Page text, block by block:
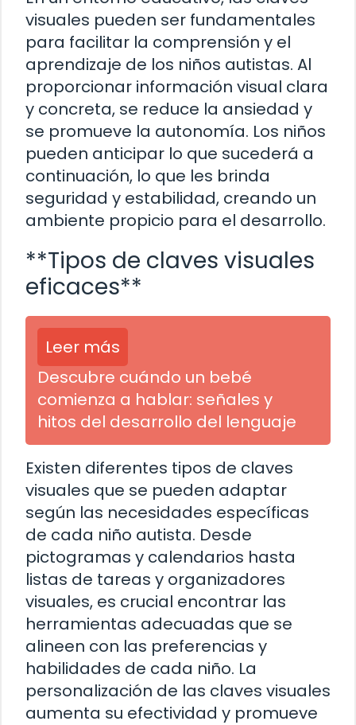
visuales pueden ser fundamentales
para facilitar la comprensión y el
aprendizaje de los niños autistas. Al
proporcionar información visual clara
y concreta, se reduce la ansiedad y
se promueve la autonomía. Los niños
pueden anticipar lo que sucederá a
continuación, lo que les brinda
seguridad y estabilidad, creando un
ambiente propicio para el desarrollo.
**Tipos de claves visuales
eficaces**
Leer más
Descubre cuándo un bebé
comienza a hablar: señales y
hitos del desarrollo del lenguaje
Existen diferentes tipos de claves
visuales que se pueden adaptar
según las necesidades específicas
de cada niño autista. Desde
pictogramas y calendarios hasta
listas de tareas y organizadores
visuales, es crucial encontrar las
herramientas adecuadas que se
alineen con las preferencias y
habilidades de cada niño. La
personalización de las claves visuales
aumenta su efectividad y promueve